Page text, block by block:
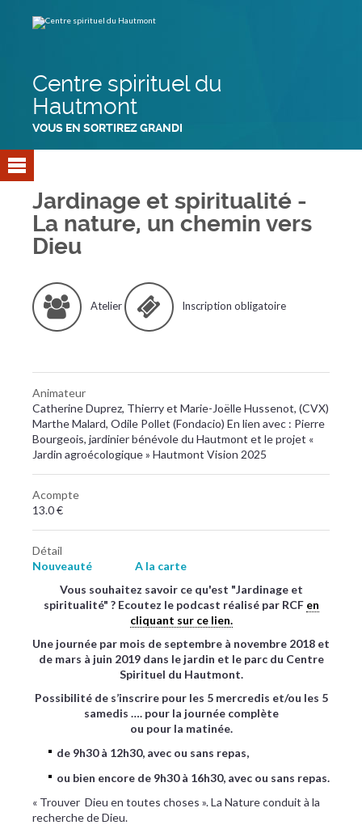
contenu.
Centre spirituel du
Hautmont
VOUS EN SORTIREZ GRANDI
Jardinage et spiritualité -
La nature, un chemin vers
Dieu
Atelier Inscription obligatoire
Animateur
Catherine Duprez, Thierry et Marie-Joëlle Hussenot, (CVX)
Marthe Malard, Odile Pollet (Fondacio) En lien avec : Pierre
Bourgeois, jardinier bénévole du Hautmont et le projet «
Jardin agroécologique » Hautmont Vision 2025
Acompte
13.0 €
Détail
Nouveauté
A la carte
Vous souhaitez savoir ce qu'est "Jardinage et
spiritualité" ? Ecoutez le podcast réalisé par RCF en
cliquant sur ce lien.
Une journée par mois de septembre à novembre 2018 et
de mars à juin 2019 dans le jardin et le parc du Centre
Spirituel du Hautmont.
Possibilité de s’inscrire pour les 5 mercredis et/ou les 5
samedis …. pour la journée complète
ou pour la matinée.
de 9h30 à 12h30, avec ou sans repas,
ou bien encore de 9h30 à 16h30, avec ou sans repas.
« Trouver Dieu en toutes choses ». La Nature conduit à la
recherche de Dieu.